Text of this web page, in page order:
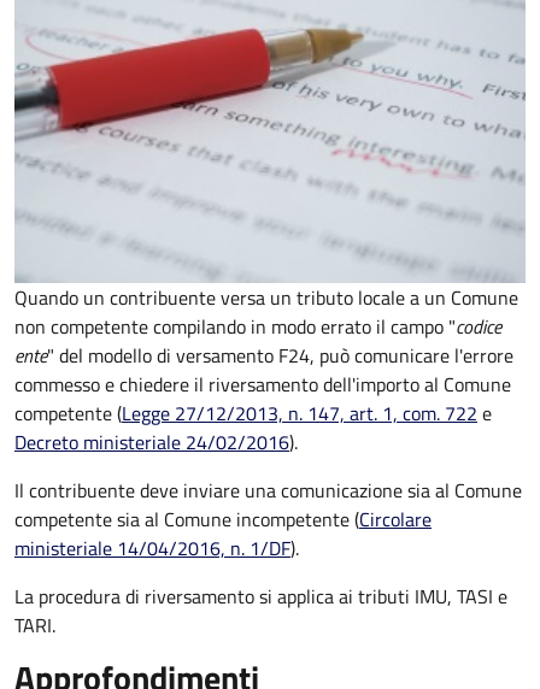
Quando un contribuente versa un tributo locale a un Comune
non competente compilando in modo errato il campo "codice
ente" del modello di versamento F24, può comunicare l'errore
commesso e chiedere il riversamento dell'importo al Comune
competente (Legge 27/12/2013, n. 147, art. 1, com. 722 e
Decreto ministeriale 24/02/2016).
Il contribuente deve inviare una comunicazione sia al Comune
competente sia al Comune incompetente (Circolare
ministeriale 14/04/2016, n. 1/DF).
La procedura di riversamento si applica ai tributi IMU, TASI e
TARI.
Approfondimenti